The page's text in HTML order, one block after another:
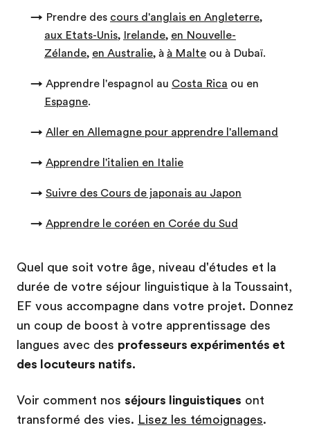
→ Prendre des cours d'anglais en Angleterre,
aux Etats-Unis, Irelande, en Nouvelle-
Zélande, en Australie, à à Malte ou à Dubaï.
→ Apprendre l'espagnol au Costa Rica ou en
Espagne.
→ Aller en Allemagne pour apprendre l'allemand
→ Apprendre l'italien en Italie
→ Suivre des Cours de japonais au Japon
→ Apprendre le coréen en Corée du Sud
Quel que soit votre âge, niveau d'études et la
durée de votre séjour linguistique à la Toussaint,
EF vous accompagne dans votre projet. Donnez
un coup de boost à votre apprentissage des
langues avec des professeurs expérimentés et
des locuteurs natifs.
Voir comment nos séjours linguistiques ont
transformé des vies. Lisez les témoignages.